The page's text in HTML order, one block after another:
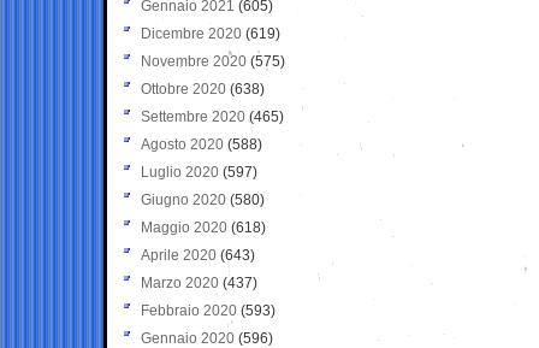
Gennaio 2021 (605)
Dicembre 2020 (619)
Novembre 2020 (575)
Ottobre 2020 (638)
Settembre 2020(465)
Agosto 2020 (588)
Luglio 2020 (597)
Giugno 2020 (580)
Maggio 2020 (618)
Aprile 2020 (643)
Marzo 2020 (437)
Febbraio 2020 (593)
Gennaio 2020 (596)